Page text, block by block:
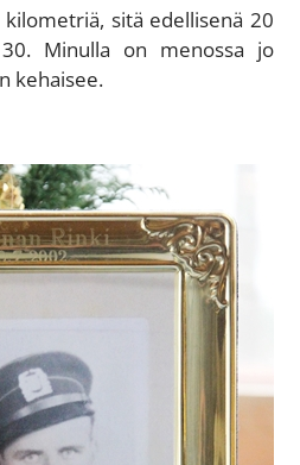
sitä edellisenä 20
Minulla on menossa jo
kehaisee.